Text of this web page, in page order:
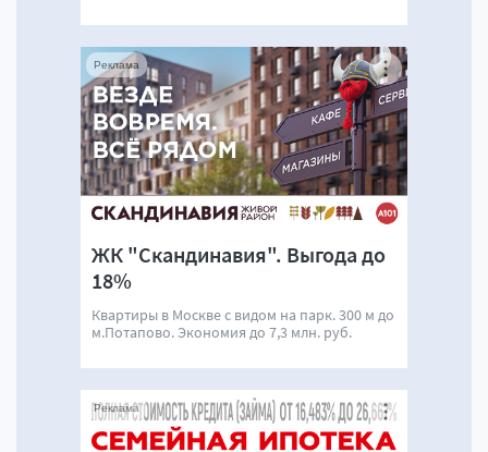
ЖК "Скандинавия". Выгода до
18%
Квартиры в Москве с видом на парк. 300 м до
м.Потапово. Экономия до 7,3 млн. руб.
Реклама
Реклама